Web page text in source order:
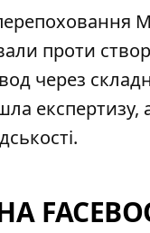
проти
через